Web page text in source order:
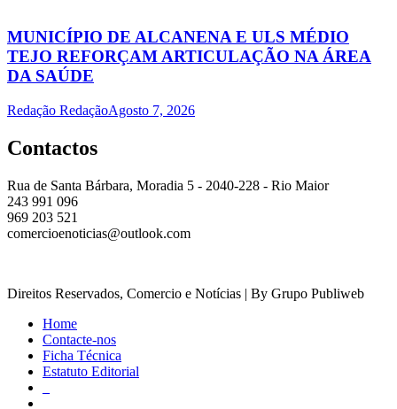
MUNICÍPIO DE ALCANENA E ULS MÉDIO
TEJO REFORÇAM ARTICULAÇÃO NA ÁREA
DA SAÚDE
Redação RedaçãoAgosto 7, 2026
Contactos
Rua de Santa Bárbara, Moradia 5 - 2040-228 - Rio Maior
243 991 096
969 203 521
comercioenoticias@outlook.com
Direitos Reservados, Comercio e Notícias | By Grupo Publiweb
Home
Contacte-nos
Ficha Técnica
Estatuto Editorial